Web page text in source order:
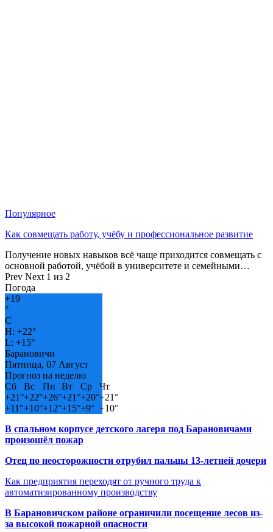
Популярное
Как совмещать работу, учёбу и профессиональное развитие
Получение новых навыков всё чаще приходится совмещать с
основной работой, учёбой в университете и семейными…
Prev Next 1 из 2
Погода
+19
°
C
H: +22°
L: +15°
Барановичи
Пятница, 07 Август
Прогноз на неделю
Сб
Вс Пн Вт Ср
Чт
+21°+22°+26°+21°+20°+21°
+11°+10°+12°+15°+9° +10°
В спальном корпусе детского лагеря под Барановичами
произошёл пожар
Отец по неосторожности отрубил пальцы 13-летней дочери
Как предприятия переходят от ручного труда к
автоматизированному производству
В Барановичском районе ограничили посещение лесов из-
за высокой пожарной опасности